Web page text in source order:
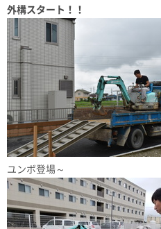
外構スタート！！
ユンボ登場～